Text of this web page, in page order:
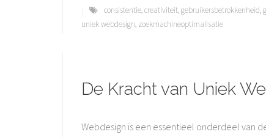
consistentie,creativiteit,gebruikersbetrokkenheid,
uniek webdesign, zoekmachineoptimalisatie
De Kracht van Uniek
Webdesign is een essentieel onderdeel van